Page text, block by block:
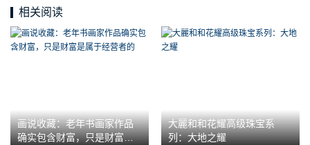
相关阅读
画说收藏：老年书画家作品
确实包含财富，只是财富是
大麗和和花耀高级珠宝系
列：大地之耀